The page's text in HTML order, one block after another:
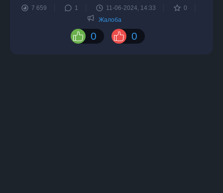
7 659 1 11-06-2024, 14:33
0
Жалоба
0 0